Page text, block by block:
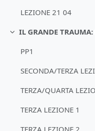
LEZIONE 21 04
Minimizza
PP1
SECONDA/TERZA
TERZA/QUARTA
TERZA LEZIONE 1